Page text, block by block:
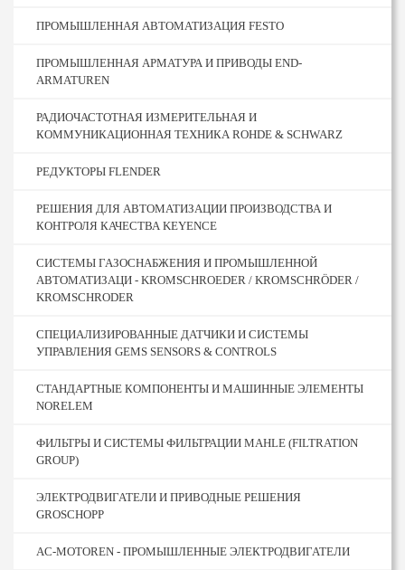
ПРОМЫШЛЕННАЯ АВТОМАТИЗАЦИЯ FESTO
ПРОМЫШЛЕННАЯ АРМАТУРА И ПРИВОДЫ END-
ARMATUREN
РАДИОЧАСТОТНАЯ ИЗМЕРИТЕЛЬНАЯ И
КОММУНИКАЦИОННАЯ ТЕХНИКА ROHDE & SCHWARZ
РЕДУКТОРЫ FLENDER
РЕШЕНИЯ ДЛЯ АВТОМАТИЗАЦИИ ПРОИЗВОДСТВА И
КОНТРОЛЯ КАЧЕСТВА KEYENCE
СИСТЕМЫ ГАЗОСНАБЖЕНИЯ И ПРОМЫШЛЕННОЙ
АВТОМАТИЗАЦИ - KROMSCHROEDER / KROMSCHRÖDER /
KROMSCHRODER
СПЕЦИАЛИЗИРОВАННЫЕ ДАТЧИКИ И СИСТЕМЫ
УПРАВЛЕНИЯ GEMS SENSORS & CONTROLS
СТАНДАРТНЫЕ КОМПОНЕНТЫ И МАШИННЫЕ ЭЛЕМЕНТЫ
NORELEM
ФИЛЬТРЫ И СИСТЕМЫ ФИЛЬТРАЦИИ MAHLE (FILTRATION
GROUP)
ЭЛЕКТРОДВИГАТЕЛИ И ПРИВОДНЫЕ РЕШЕНИЯ
GROSCHOPP
AC-MOTOREN - ПРОМЫШЛЕННЫЕ ЭЛЕКТРОДВИГАТЕЛИ